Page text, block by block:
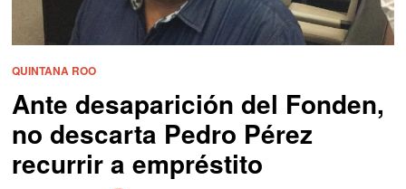
QUINTANA ROO
Ante desaparición del Fonden,
no descarta Pedro Pérez
recurrir a empréstito